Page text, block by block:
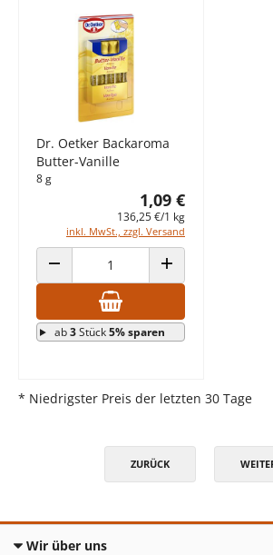
Dr. Oetker Backaroma
Butter-Vanille
8 g
1,09 €
136,25 €/1 kg
inkl. MwSt., zzgl. Versand
ANZAHL VERRINGERN ANZAHL ERHÖHEN
ab3Stück5% sparen
* Niedrigster Preis der letzten 30 Tage
ZURÜCK
Wir über uns